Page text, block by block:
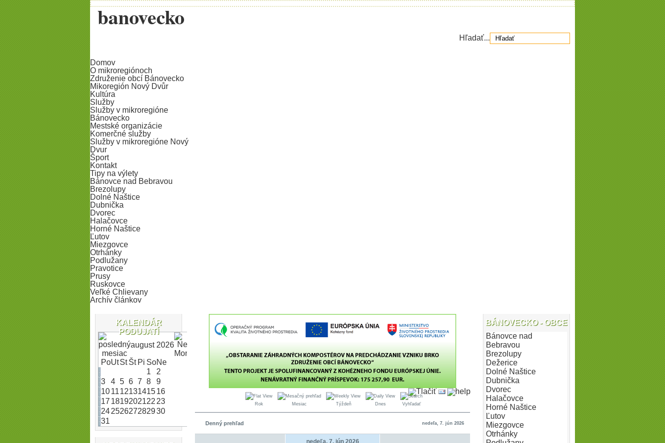
banovecko
Hľadať...
Domov
O mikroregiónoch
Združenie obcí Bánovecko
Mikoregión Nový Dvůr
Kultúra
Služby
Služby v mikroregióne
Bánovecko
Mestské organizácie
Komerčné služby
Služby v mikroregióne Nový
Dvur
Šport
Kontakt
Tipy na výlety
Bánovce nad Bebravou
Brezolupy
Dolné Naštice
Dubnička
Dvorec
Halačovce
Horné Naštice
Ľutov
Miezgovce
Otrhánky
Podlužany
Pravotice
Prusy
Ruskovce
Veľké Chlievany
Archív článkov
Rok Mesiac Týždeň Dnes Vyhľadať
Denný prehľad nedeľa, 7. jún 2026
nedeľa, 7. jún 2026
KALENDÁR
PODUJATÍ
august 2026
PoUtSt Št Pi SoNe
1
2
3
4 5 6 7 8
9
10111213141516
17 1819202122 23
24252627282930
31
BÁNOVECKO - OBCE
Bánovce nad
Bebravou
Brezolupy
Dežerice
Dolné Naštice
Dubnička
Dvorec
Halačovce
Horné Naštice
Ľutov
Miezgovce
Otrhánky